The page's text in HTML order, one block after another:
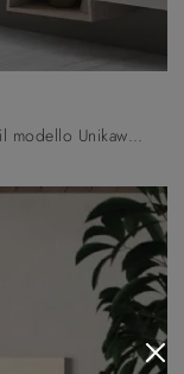
Se cerchi mobili soggiorno moderni, con il modello Unikawood 25 in legno laccato di Fratelli Mirandola potrai ultimare un soggiorno pratico e ...